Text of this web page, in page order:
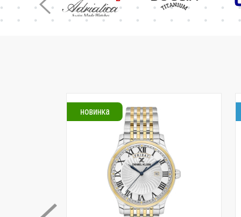
новинка